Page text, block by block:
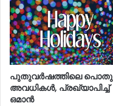
പുതുവര്‍ഷത്തിലെ പൊതു
അവധികള്‍, പ്രഖ്യാപിച്ച്‌
ഒമാൻ